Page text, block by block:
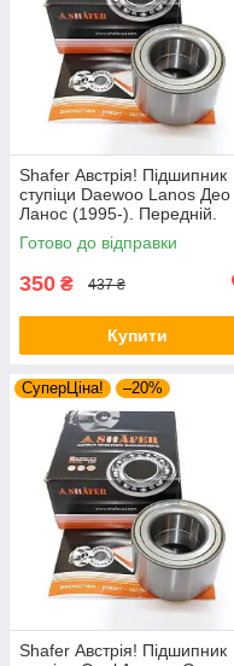
Shafer Австрія! Підшипник
ступіци Daewoo Lanos Део
Ланос (1995-). Передній.
VKBA3256 , R153.14 ,
713644160
Готово до відправки
350 ₴ 437 ₴
Купити
СуперЦіна! –20%
Shafer Австрія! Підшипник